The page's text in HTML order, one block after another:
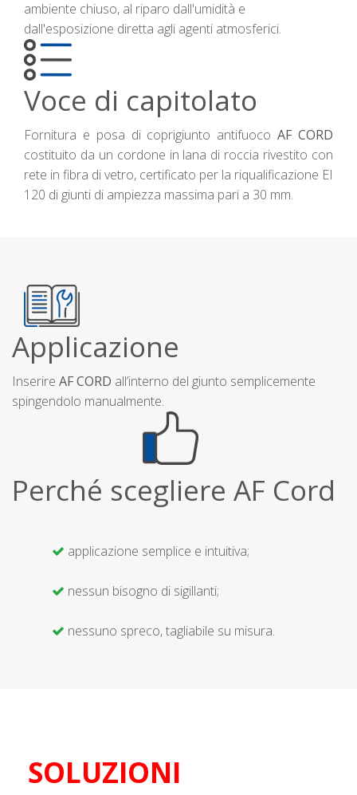
ambiente chiuso, al riparo dall'umidità e
dall'esposizione diretta agli agenti atmosferici.
Voce di capitolato
Fornitura e posa di coprigiunto antifuocoAF CORD
costituito da un cordone in lana di roccia rivestito con
rete in fibra di vetro, certificato per la riqualificazione EI
120 di giunti di ampiezza massima pari a 30 mm.
Applicazione
Inserire AF CORD all’interno del giunto semplicemente
spingendolo manualmente.
Perché scegliere AF Cord
applicazione semplice e intuitiva;
nessun bisogno di sigillanti;
nessuno spreco, tagliabile su misura.
SOLUZIONI